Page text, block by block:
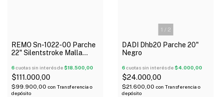
REMO Sn-1022-00 Parche
22" Silentstroke Malla
6 cuotas sin interés de$18.500,00
$111.000,00
$99.900,00 con Transferencia o
depósito
1 / 2
DADI Dhb20 Parche 20"
Negro
6 cuotas sin interés de$4.000,00
$24.000,00
$21.600,00 con Transferencia o
depósito